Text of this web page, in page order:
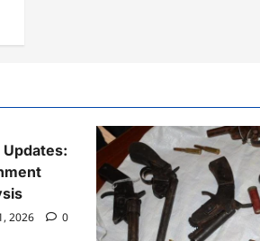
2026 0